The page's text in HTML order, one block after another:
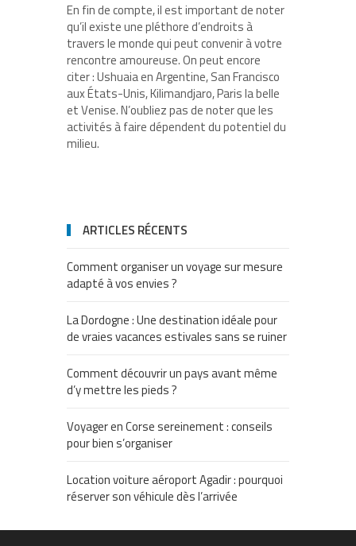
En fin de compte, il est important de noter
qu’il existe une pléthore d’endroits à
travers le monde qui peut convenir à votre
rencontre amoureuse. On peut encore
citer : Ushuaia en Argentine, San Francisco
aux États-Unis, Kilimandjaro, Paris la belle
et Venise. N’oubliez pas de noter que les
activités à faire dépendent du potentiel du
milieu.
ARTICLES RÉCENTS
Comment organiser un voyage sur mesure
adapté à vos envies ?
La Dordogne : Une destination idéale pour
de vraies vacances estivales sans se ruiner
Comment découvrir un pays avant même
d’y mettre les pieds ?
Voyager en Corse sereinement : conseils
pour bien s’organiser
Location voiture aéroport Agadir : pourquoi
réserver son véhicule dès l’arrivée